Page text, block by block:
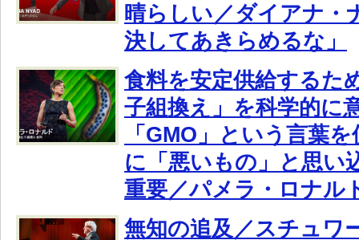
晴らしい／ダイアナ・
決してあきらめるな」
食料を安定供給するた
子組換え」を科学的に
「GMO」という言葉
に「悪いもの」と思い
重要／パメラ・ロナル
無知の追及／スチュワ